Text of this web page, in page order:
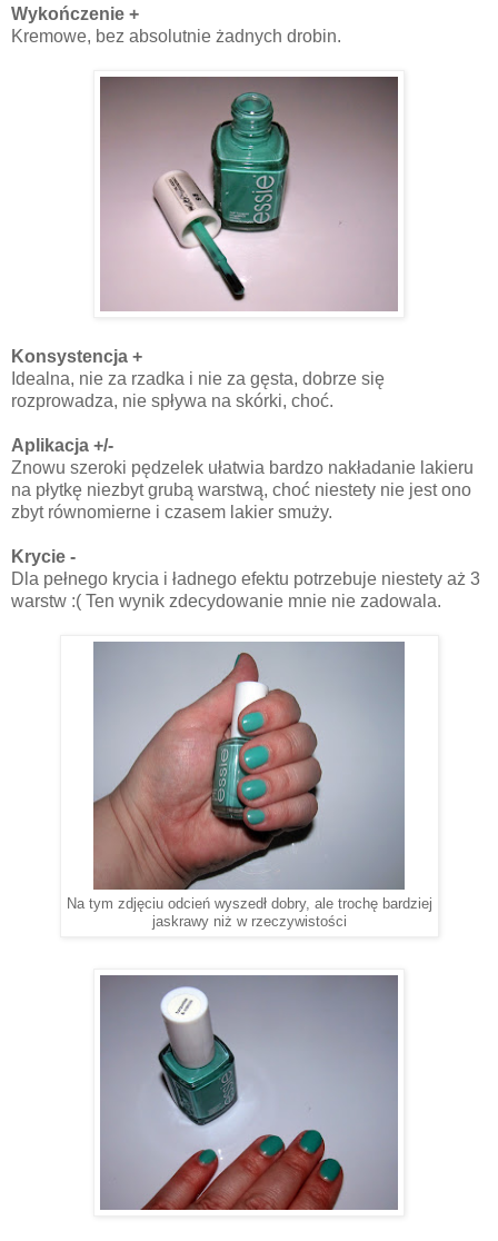
Wykończenie +
Kremowe, bez absolutnie żadnych drobin.
Konsystencja +
Idealna, nie za rzadka i nie za gęsta, dobrze się
rozprowadza, nie spływa na skórki, choć.
Aplikacja +/-
Znowu szeroki pędzelek ułatwia bardzo nakładanie lakieru
na płytkę niezbyt grubą warstwą, choć niestety nie jest ono
zbyt równomierne i czasem lakier smuży.
Krycie -
Dla pełnego krycia i ładnego efektu potrzebuje niestety aż 3
warstw :( Ten wynik zdecydowanie mnie nie zadowala.
Na tym zdjęciu odcień wyszedł dobry, ale trochę bardziej
jaskrawy niż w rzeczywistości